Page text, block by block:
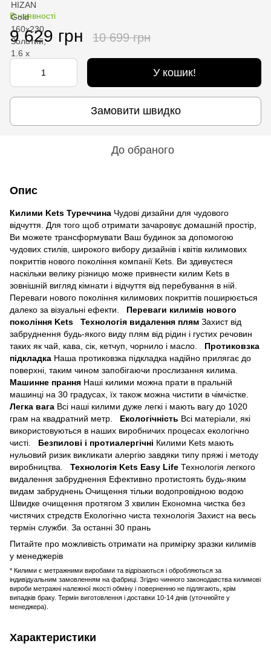
В наявності
9 629 грн 10 699 грн
У кошик!
Замовити швидко
До обраного
Опис
Килими Kets Туреччина Чудові дизайни для чудового
відчуття. Для того щоб отримати зачаровує домашній простір,
Ви можете трансформувати Ваш будинок за допомогою
чудових стилів, широкого вибору дизайнів і квітів килимових
покриттів нового покоління компанії Kets. Ви здивуєтеся
наскільки велику різницю може привнести килим Kets в
зовнішній вигляд кімнати і відчуття від перебування в ній.
Переваги нового покоління килимових покриттів поширюється
далеко за візуальні ефекти.
Переваги килимів нового
покоління Kets
Технологія видалення плям Захист від
забруднення будь-якого виду плям від рідин і густих речовин
таких як чай, кава, сік, кетчуп, чорнило і масло.
Протиковзка
підкладка Наша протиковзка підкладка надійно прилягає до
поверхні, таким чином запобігаючи прослизання килима.
Машинне прання Наші килими можна прати в пральній
машинці на 30 градусах, їх також можна чистити в чімчістке.
Легка вага Всі наші килими дуже легкі і мають вагу до 1020
грам на квадратний метр.
Екологічність Всі матеріали, які
використовуються в наших виробничих процесах екологічно
чисті.
Безпилові і протиалергічні Килими Kets мають
нульовий ризик викликати алергію завдяки типу пряжі і методу
виробництва.
Технологія Kets Easy Life Технологія легкого
видалення забруднення Ефективно протистоять будь-яким
видам забруднень Очищення тільки водопровідною водою
Швидке очищення протягом 3 хвилин Економна чистка без
чистячих стредств Екологічно чиста технологія Захист на весь
термін служби. За останні 30 прань
Питайте про можливість отримати на примірку зразки килимів
у менеджерів
* Килими є метражними виробами та відрізаються і обробляються за
індивідуальним замовленням на фабриці. Згідно чинного законодавства килимові
вироби метражні належної якості обміну і поверненню не підлягають, крім
випадків браку. Термін виготовлення і доставки 10-14 днів (уточнюйте у
менеджера).
Характеристики